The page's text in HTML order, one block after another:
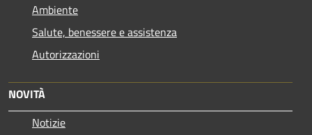
Ambiente
Salute, benessere e assistenza
Autorizzazioni
NOVITÀ
Notizie